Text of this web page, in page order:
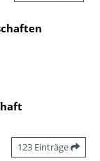
123 Einträge